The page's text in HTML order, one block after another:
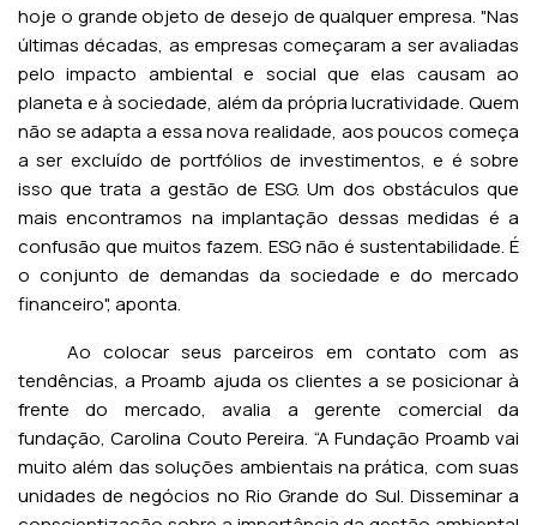
hoje o grande objeto de desejo de qualquer empresa. "Nas
últimas décadas, as empresas começaram a ser avaliadas
pelo impacto ambiental e social que elas causam ao
planeta e à sociedade, além da própria lucratividade. Quem
não se adapta a essa nova realidade, aos poucos começa
a ser excluído de portfólios de investimentos, e é sobre
isso que trata a gestão de ESG. Um dos obstáculos que
mais encontramos na implantação dessas medidas é a
confusão que muitos fazem. ESG não é sustentabilidade. É
o conjunto de demandas da sociedade e do mercado
financeiro", aponta.
Ao colocar seus parceiros em contato com as
tendências, a Proamb ajuda os clientes a se posicionar à
frente do mercado, avalia a gerente comercial da
fundação, Carolina Couto Pereira. “A Fundação Proamb vai
muito além das soluções ambientais na prática, com suas
unidades de negócios no Rio Grande do Sul. Disseminar a